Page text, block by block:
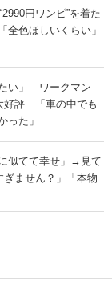
円ワンピ”を着た
色ほしいくらい」
たい」 ワークマン
好評 「車の中でも
った」
似てて幸せ」→見て
ません？」「本物